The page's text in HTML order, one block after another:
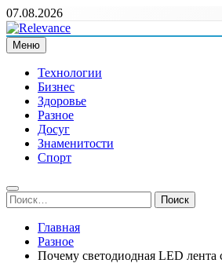
Перейти
к
содержимому
07.08.2026
Relevance
Релевантні новини — саме те, що вам
Меню
Технологии
Бизнес
Здоровье
Разное
Досуг
Знаменитости
Спорт
Найти:
Главная
Разное
Почему светодиодная LED лента